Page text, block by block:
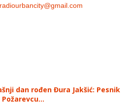
dan rođen Đura Jakšić: Pesnik